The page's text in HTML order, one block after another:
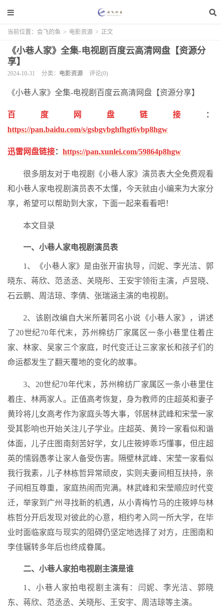
当前位置： 会飞的鱼 > 电影资源 > 正文
《小巷人家》全集-电视剧百度云高清网盘【资源分
享】
2024-10-31 分类： 电影资源 评论(0)
《小巷人家》全集-电视剧百度云高清网盘【资源分享】
百度网盘链接
：
https://pan.baidu.com/s/gsbgvbghfhgt6vbp8hgw
迅雷网盘链接： https://pan.xunlei.com/59864p8hgw
很多朋友对于电视剧《小巷人家》演员表大全免费观看
和小巷人家电视剧演员表不太懂，今天就由小编来为大家分
享，希望可以帮助到大家，下面一起来看看吧！
本文目录
一、小巷人家电视剧演员表
1、《小巷人家》是由张开宙执导，闫妮、李光洁、郭
晓东、蒋欣、范丞丞、关晓彤、王安宇领衔主演，卢昱晓、
石云鹏、周洁琼、李倩、张瑞涵主演的电视剧。
2、该剧改编自大米所著同名小说《小巷人家》，讲述
了20世纪70年代末，苏州棉纺厂家属区一条小巷里住着庄
家、林家、吴家三个家庭，时代变迁让三家家长和孩子们的
命运都发生了翻天覆地的变化的故事。
3、20世纪70年代末，苏州棉纺厂家属区一条小巷里住
着庄、林两家人。正值高考恢复，身为教师的庄超英和妻子
黄玲将儿女高考作为家庭头等大事，邻居林武峰和宋莹一家
受其影响也开始关注儿子学业。庄超英、黄玲一家看似和谐
体面，儿子庄图南刻苦好学，女儿庄筱婷乖巧懂事，但庄超
英的懦弱愚孝让家人备受伤害。隔壁林武峰、宋莹一家看似
我行我素，儿子林栋哲异常顽皮，实则夫妻间相互扶持，亲
子间相互尊重，家庭热闹而完满。林武峰和宋莹顺应时代变
迁，举家到广州寻找新的机遇，从小青梅竹马的庄筱婷与林
栋哲分开后发现对彼此的心意，相约考入同一所大学，在毕
业时面临家庭与现实的阻碍仍坚定地选择了对方，庄图南和
李佳辗转多年后也终成眷属。
二、小巷人家拍电视剧主演是谁
1、小巷人家拍电视剧主演有：闫妮、李光洁、郭晓
东、蒋欣、范丞丞、关晓彤、王安宇、周洁琼等主演。